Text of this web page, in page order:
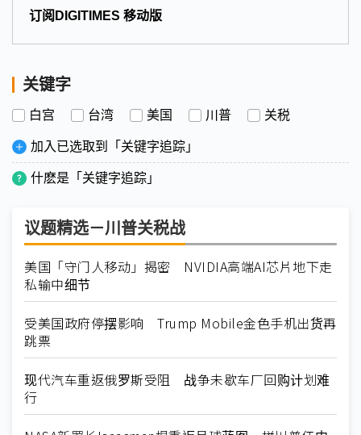
订阅DIGITIMES 移动版
关键字
白宫 台湾 美国 川普 关税
加入已选取到「关键字追踪」
什麽是「关键字追踪」
议题精选－川普关税战
美国「守门人移动」揭密 NVIDIA高端AI芯片地下走
私输中细节
受美国政府停摆影响 Trump Mobile金色手机出货再
跳票
现代汽车重返俄罗斯受阻 战争未歇车厂回购计划难
行